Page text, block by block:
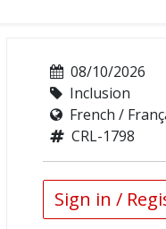
08/10/2026
Inclusion
French /
CRL-1798
Sign in /